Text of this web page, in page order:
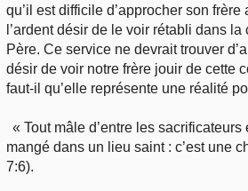
qu’il est difficile d’approcher son
l’ardent désir de le voir rétabli dans
Père. Ce service ne devrait trouver
désir de voir notre frère jouir de cette
faut-il qu’elle représente une réalité
« Tout mâle d’entre les
mangé dans un lieu saint : c’est une
7:6).